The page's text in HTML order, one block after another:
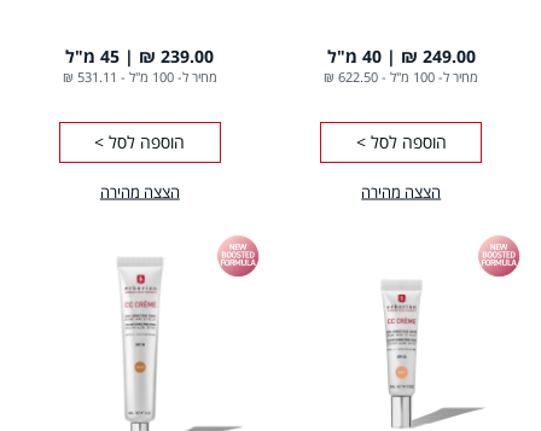
הצצה מהירה
249.00 ₪ 40 מ"ל
מחיר ל- 100 מ"ל -
622.50 ₪
הוספה לסל >
הצצה מהירה
239.00 ₪ 45 מ"ל
מחיר ל- 100 מ"ל -
531.11 ₪
הוספה לסל >